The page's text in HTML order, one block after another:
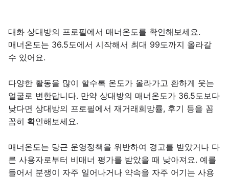
대화 상대방의 프로필에서 매너온도를 확인해보세요.
매너온도는 36.5도에서 시작해서 최대 99도까지 올라갈
수 있어요.
다양한 활동을 많이 할수록 온도가 올라가고 환하게 웃는
얼굴로 변한답니다. 만약 상대방의 매너온도가 36.5도보다
낮다면 상대방의 프로필에서 재거래희망률, 후기 등을 꼼
꼼히 확인해보세요.
매너온도는 당근 운영정책을 위반하여 경고를 받았거나 다
른 사용자로부터 비매너 평가를 받았을 때 낮아져요. 예를
들어서 분쟁이 자주 일어나거나 약속을 자주 어기는 사용